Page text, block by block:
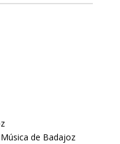
de Badajoz